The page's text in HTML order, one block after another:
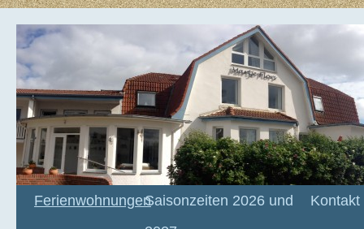
FerienwohnungenSaisonzeiten 2026 und
Kontakt